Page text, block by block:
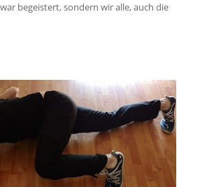
begeistert, sondern wir alle, auch die